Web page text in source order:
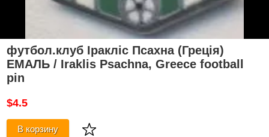
футбол.клуб Іракліс Псахна (Греція)
ЕМАЛЬ / Iraklis Psachna, Greece football
pin
$4.5
В корзину